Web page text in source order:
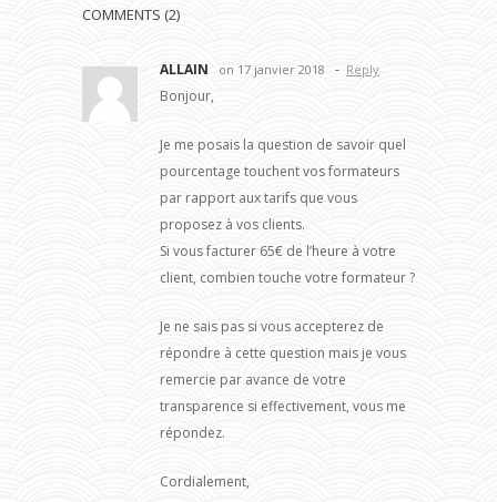
COMMENTS (2)
ALLAIN on 17 janvier 2018 - Reply
Bonjour,
Je me posais la question de savoir quel
pourcentage touchent vos formateurs
par rapport aux tarifs que vous
proposez à vos clients.
Si vous facturer 65€ de l’heure à votre
client, combien touche votre formateur ?
Je ne sais pas si vous accepterez de
répondre à cette question mais je vous
remercie par avance de votre
transparence si effectivement, vous me
répondez.
Cordialement,